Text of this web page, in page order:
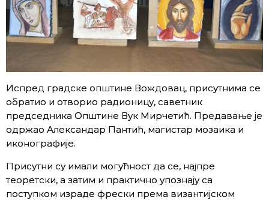
Испред градске општине Вождовац, присутнима се
обратио и отворио радионицу, саветник
председника Општине Вук Мирчетић. Предавање је
одржао Александар Пантић, магистар мозаика и
иконографије.
Присутни су имали могућност да се, најпре
теоретски, а затим и практично упознају са
поступком израде фрески према византијском